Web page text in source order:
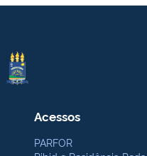
Acessos
PARFOR